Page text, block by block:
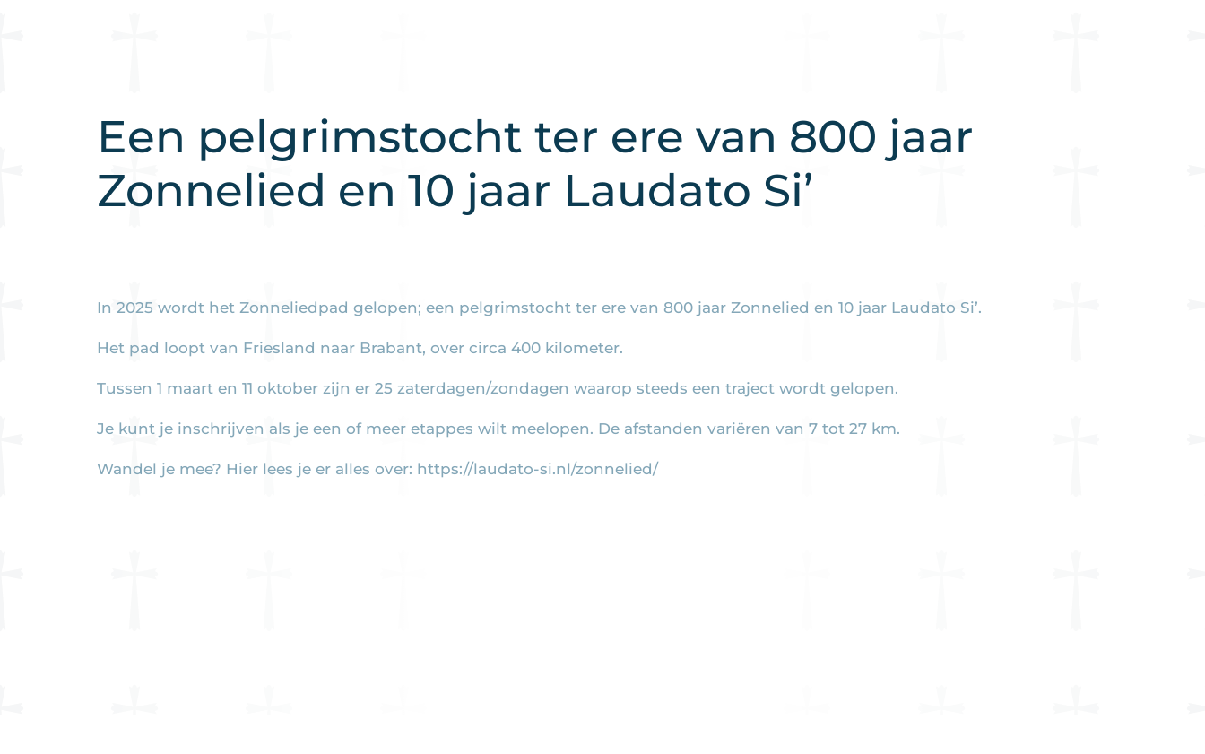
Een pelgrimstocht ter ere van 800 jaar
Zonnelied en 10 jaar Laudato Si’
In 2025 wordt het Zonneliedpad gelopen; een pelgrimstocht ter ere van 800 jaar Zonnelied en 10 jaar Laudato Si’.
Het pad loopt van Friesland naar Brabant, over circa 400 kilometer.
Tussen 1 maart en 11 oktober zijn er 25 zaterdagen/zondagen waarop steeds een traject wordt gelopen.
Je kunt je inschrijven als je een of meer etappes wilt meelopen. De afstanden variëren van 7 tot 27 km.
Wandel je mee? Hier lees je er alles over: https://laudato-si.nl/zonnelied/